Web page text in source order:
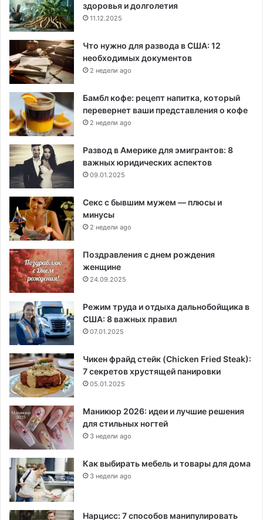
здоровья и долголетия
11.12.2025
Что нужно для развода в США: 12
необходимых документов
2 недели ago
Бамбл кофе: рецепт напитка, который
перевернет ваши представления о кофе
2 недели ago
Развод в Америке для эмигрантов: 8
важных юридических аспектов
09.01.2025
Секс с бывшим мужем — плюсы и
минусы
2 недели ago
Поздравления с днем рождения
женщине
24.09.2025
Режим труда и отдыха дальнобойщика в
США: 8 важных правил
07.01.2025
Чикен фрайд стейк (Chicken Fried Steak):
7 секретов хрустящей панировки
05.01.2025
Маникюр 2026: идеи и лучшие решения
для стильных ногтей
3 недели ago
Как выбирать мебель и товары для дома
3 недели ago
Нарцисс: 7 способов манипулировать